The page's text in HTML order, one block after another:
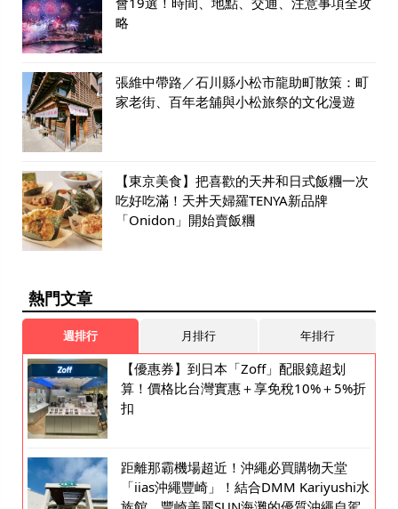
略
張維中帶路／石川縣小松市龍助町散策：町
家老街、百年老舖與小松旅祭的文化漫遊
【東京美食】把喜歡的天丼和日式飯糰一次
吃好吃滿！天丼天婦羅TENYA新品牌
「Onidon」開始賣飯糰
熱門文章
週排行 月排行 年排行
【優惠券】到日本「Zoff」配眼鏡超划
算！價格比台灣實惠＋享免稅10%＋5%折
扣
距離那霸機場超近！沖繩必買購物天堂
「iias沖繩豐崎」！結合DMM Kariyushi水